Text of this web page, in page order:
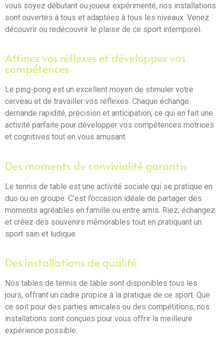
vous soyez débutant ou joueur expérimenté, nos installations
sont ouvertes à tous et adaptées à tous les niveaux. Venez
découvrir ou redécouvrir le plaisir de ce sport intemporel.
Affinez vos réflexes et développez vos
compétences
Le ping-pong est un excellent moyen de stimuler votre
cerveau et de travailler vos réflexes. Chaque échange
demande rapidité, précision et anticipation, ce qui en fait une
activité parfaite pour développer vos compétences motrices
et cognitives tout en vous amusant.
Des moments de convivialité garantis
Le tennis de table est une activité sociale qui se pratique en
duo ou en groupe. C’est l’occasion idéale de partager des
moments agréables en famille ou entre amis. Riez, échangez
et créez des souvenirs mémorables tout en pratiquant un
sport sain et ludique.
Des installations de qualité
Nos tables de tennis de table sont disponibles tous les
jours, offrant un cadre propice à la pratique de ce sport. Que
ce soit pour des parties amicales ou des compétitions, nos
installations sont conçues pour vous offrir la meilleure
expérience possible.